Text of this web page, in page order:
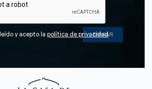
y acepto la política de privacidad